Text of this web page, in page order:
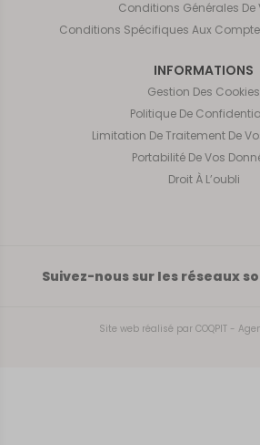
Conditions Générales De
Conditions Spécifiques Aux
INFORMATIONS
Gestion Des Cookies
Politique De
Limitation De Traitement De
Portabilité De Vos
Droit À L’oubli
Suivez-nous sur les réseaux
Site web réalisé par COQPIT -